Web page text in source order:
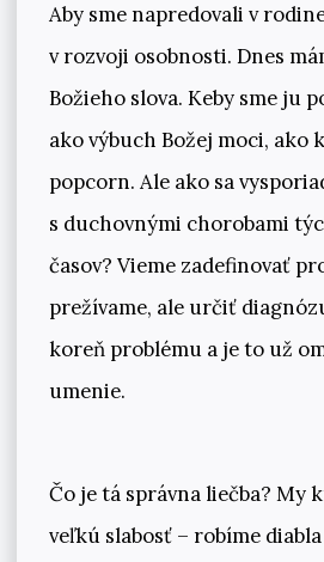
Aby sme napredovali v
v rozvoji osobnosti. Dnes
Božieho slova. Keby sme ju
ako výbuch Božej moci, ako
popcorn. Ale ako sa
s duchovnými chorobami
časov? Vieme zadefinovať
prežívame, ale určiť
koreň problému a je to už
umenie.
Čo je tá správna liečba? My
veľkú slabosť – robíme